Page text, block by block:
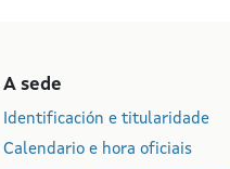
A sede
Identificación e titularidade
Calendario e hora oficiais